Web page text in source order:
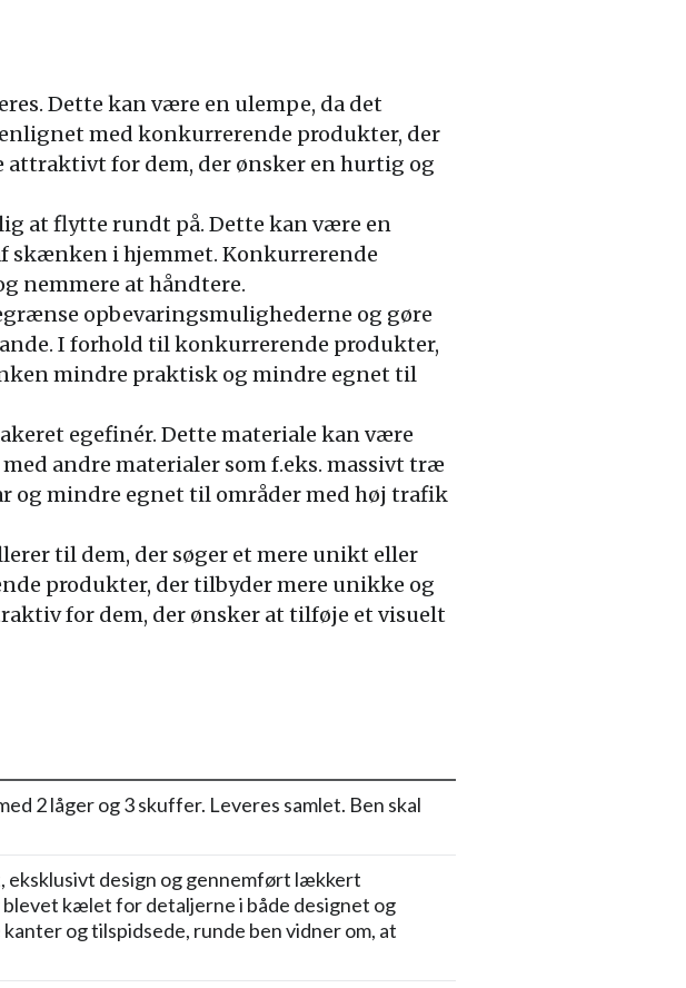
Dette kan være en ulempe, da det
med konkurrerende produkter, der
for dem, der ønsker en hurtig og
at flytte rundt på. Dette kan være en
skænken i hjemmet. Konkurrerende
nemmere at håndtere.
opbevaringsmulighederne og gøre
I forhold til konkurrerende produkter,
mindre praktisk og mindre egnet til
egefinér. Dette materiale kan være
andre materialer som f.eks. massivt træ
og mindre egnet til områder med høj trafik
til dem, der søger et mere unikt eller
produkter, der tilbyder mere unikke og
for dem, der ønsker at tilføje et visuelt
2 låger og 3 skuffer. Leveres samlet. Ben skal
design og gennemført lækkert
kælet for detaljerne i både designet og
og tilspidsede, runde ben vidner om, at